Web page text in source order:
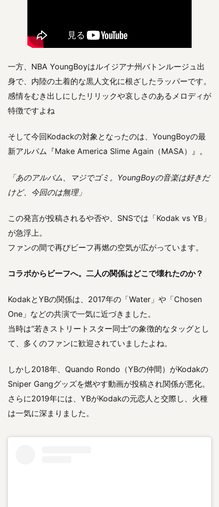
一方、NBA YoungBoyはルイジアナ州バトンルージュ出
身で、内陸の土着的な黒人文化に根ざしたラッパーです。
感情をむき出しにしたリリックや哀しさのあるメロディが
特徴ですよね
そして今回Kodackの対象となったのは、YoungBoyの最
新アルバム『Make America Slime Again（MASA）』。
「あのアルバム、マジでゴミ。YoungBoyの音楽は好きだ
けど、今回のは無理」
この発言が投稿されるや否や、SNSでは「Kodak vs YB」
が急浮上。
ファンの間で再びビーフ再燃の空気が広がっています。
コラボからビーフへ。二人の関係はどこで壊れたのか？
KodakとYBの関係は、2017年の「Water」や「Chosen
One」などの共演で一気に近づきました。
当時は“若きストリートスター同士”の象徴的なタッグとし
て、多くのファンに歓迎されていましたよね。
しかし2018年、Quando Rondo（YBの仲間）がKodakの
Sniper Gangグッズを燃やす動画が投稿され関係が悪化。
さらに2019年には、YBがKodakの元恋人と交際し、火種
は一気に深まりました。